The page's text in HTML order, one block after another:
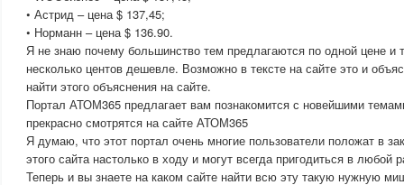
• Астрид – цена $ 137,45;
• Норманн – цена $ 136.90.
Я не знаю почему большинство тем предлагаются по одной цене и
несколько центов дешевле. Возможно в тексте на сайте это и
найти этого объяснения на сайте.
Портал АТОМ365 предлагает вам познакомится с новейшими
прекрасно смотрятся на сайте АТОМ365
Я думаю, что этот портал очень многие пользователи положат в
этого сайта настолько в ходу и могут всегда пригодиться в любой
Теперь и вы знаете на каком сайте найти всю эту такую нужную